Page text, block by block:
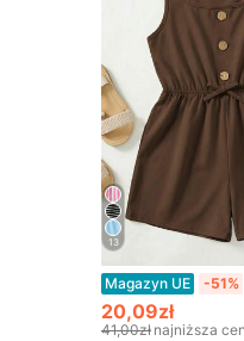
13
Magazyn UE -51%
20,09zł
41,00zł najniższa